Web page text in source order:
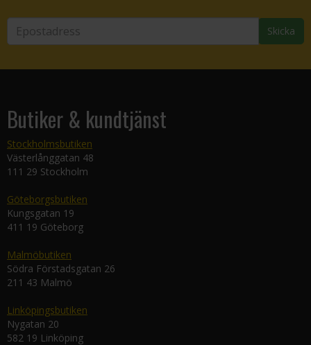
Skicka
Butiker & kundtjänst
Stockholmsbutiken
Västerlånggatan 48
111 29 Stockholm
Göteborgsbutiken
Kungsgatan 19
411 19 Göteborg
Malmöbutiken
Södra Förstadsgatan 26
211 43 Malmö
Linköpingsbutiken
Nygatan 20
582 19 Linköping